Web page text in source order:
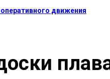
движения